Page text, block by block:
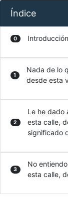
Índice
0 Introducción
1
Nada de lo
desde esta
2
Le he dado
esta calle,
significado
3
No
esta calle,